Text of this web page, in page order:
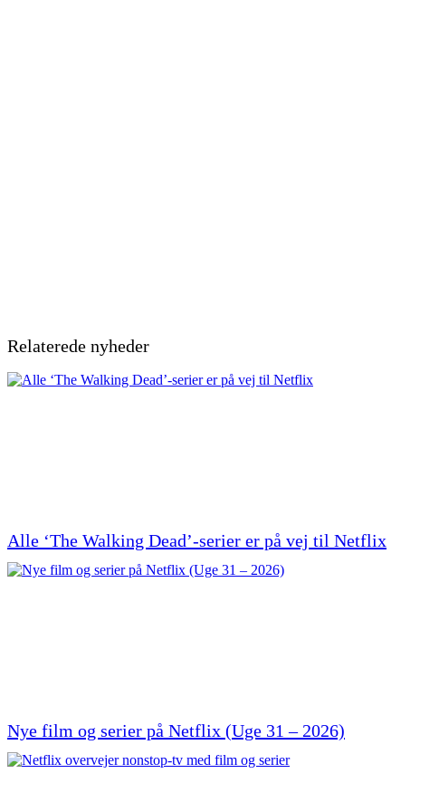
Relaterede nyheder
Alle ‘The Walking Dead’-serier er på vej til Netflix
Nye film og serier på Netflix (Uge 31 – 2026)